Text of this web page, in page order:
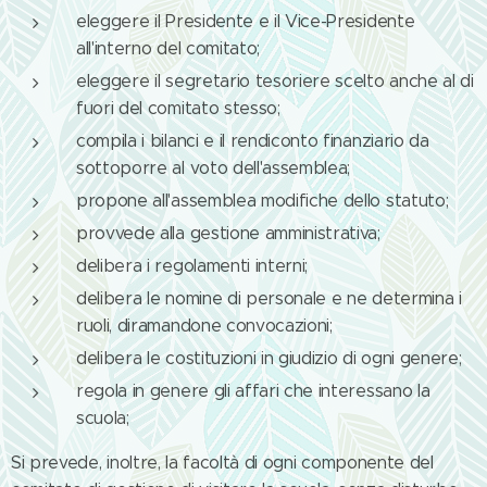
eleggere il Presidente e il Vice-Presidente
all'interno del comitato;
eleggere il segretario tesoriere scelto anche al di
fuori del comitato stesso;
compila i bilanci e il rendiconto finanziario da
sottoporre al voto dell'assemblea;
propone all'assemblea modifiche dello statuto;
provvede alla gestione amministrativa;
delibera i regolamenti interni;
delibera le nomine di personale e ne determina i
ruoli, diramandone convocazioni;
delibera le costituzioni in giudizio di ogni genere;
regola in genere gli affari che interessano la
scuola;
Si prevede, inoltre, la facoltà di ogni componente del